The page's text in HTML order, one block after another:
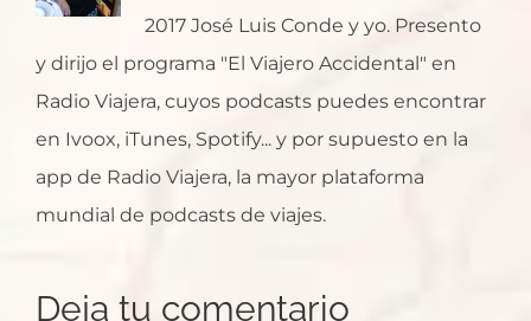
2017 José Luis Conde y yo. Presento
y dirijo el programa "El Viajero Accidental" en
Radio Viajera, cuyos podcasts puedes encontrar
en Ivoox, iTunes, Spotify... y por supuesto en la
app de Radio Viajera, la mayor plataforma
mundial de podcasts de viajes.
Deja tu comentario